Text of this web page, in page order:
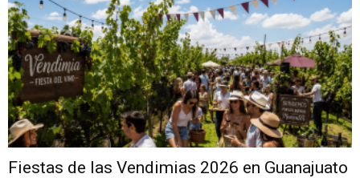
Fiestas de las Vendimias 2026 en Guanajuato